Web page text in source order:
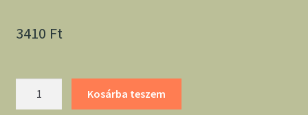
3410 Ft
Kosárba teszem